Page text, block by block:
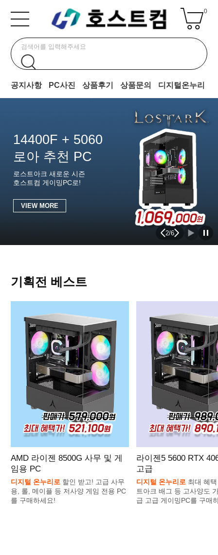
0
공지사항 PC사진 상품후기 상품문의 디지털온누리
14400F + 5060
로아 추천 PC
로스트아크 새로운 시즌
호스트컴 게이밍PC로!
VIEW MORE
2/6
기획전 베스트
AMD 라이젠 8500G 사무 및 게
임용 PC
디지털 온누리로 할인 받고! 고급 사무
용, 롤, 메이플 등 저사양 게임 전용 PC
를 구매하세요!
라이젠5 5600 RTX
고급
디지털 온누리로 최대 혜
트아크 배그 등 고사양도
급 고급 게이밍PC를 구매